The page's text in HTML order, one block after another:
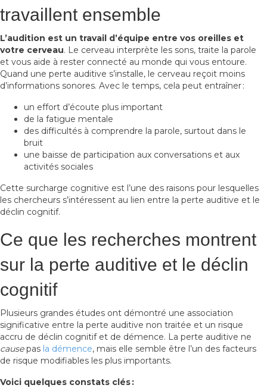
travaillent ensemble
L’audition est un travail d’équipe entre vos oreilles et
votre cerveau. Le cerveau interprète les sons, traite la parole
et vous aide à rester connecté au monde qui vous entoure.
Quand une perte auditive s’installe, le cerveau reçoit moins
d’informations sonores. Avec le temps, cela peut entraîner :
un effort d’écoute plus important
de la fatigue mentale
des difficultés à comprendre la parole, surtout dans le
bruit
une baisse de participation aux conversations et aux
activités sociales
Cette surcharge cognitive est l’une des raisons pour lesquelles
les chercheurs s’intéressent au lien entre la perte auditive et le
déclin cognitif.
Ce que les recherches montrent
sur la perte auditive et le déclin
cognitif
Plusieurs grandes études ont démontré une association
significative entre la perte auditive non traitée et un risque
accru de déclin cognitif et de démence. La perte auditive ne
causepas la démence, mais elle semble être l’un des facteurs
de risque modifiables les plus importants.
Voici quelques constats clés :